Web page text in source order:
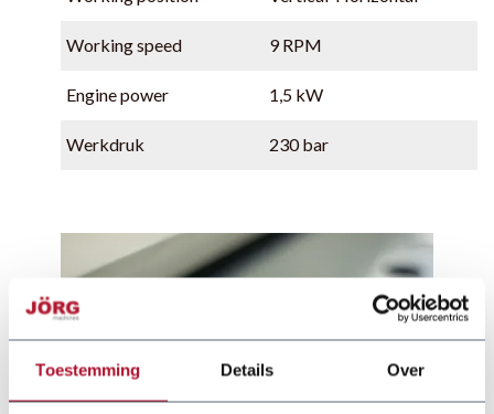
Toestemming Details Over
Working speed 9 RPM
Engine power 1,5 kW
Werkdruk 230 bar